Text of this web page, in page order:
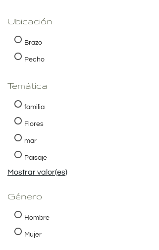
Ubicación
Brazo
Pecho
Temática
familia
Flores
mar
Paisaje
Mostrar valor(es)
Género
Hombre
Mujer